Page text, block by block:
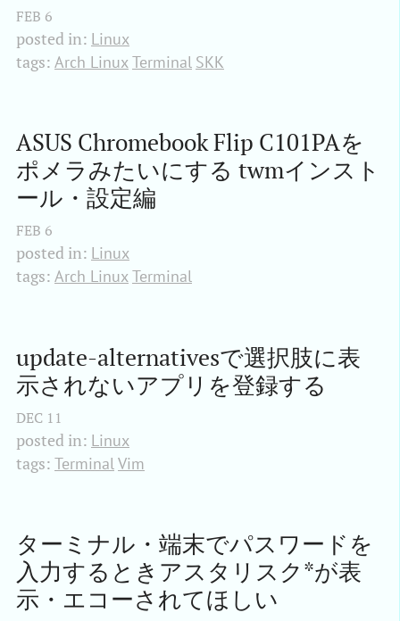
FEB 6
posted in: Linux
tags: Arch Linux Terminal SKK
ASUS Chromebook Flip C101PAを
ポメラみたいにする twmインスト
ール・設定編
FEB 6
posted in: Linux
tags: Arch LinuxTerminal
update-alternativesで選択肢に表
示されないアプリを登録する
DEC 11
posted in: Linux
tags: Terminal Vim
ターミナル・端末でパスワードを
入力するときアスタリスク*が表
示・エコーされてほしい